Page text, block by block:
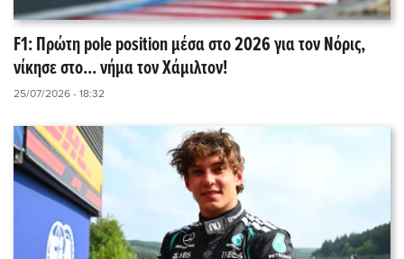
F1: Πρώτη pole position μέσα στο 2026 για τον Νόρις,
νίκησε στο... νήμα τον Χάμιλτον!
25/07/2026 - 18:32